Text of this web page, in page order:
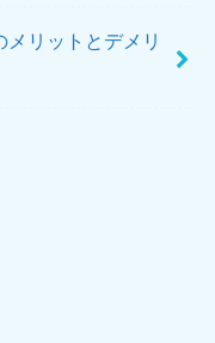
リットとデメリ